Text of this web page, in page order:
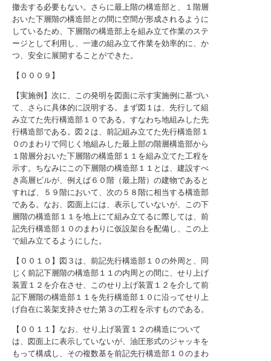
撤去する必要もない。さらに最上階の構造部と、１階層
おいた下層階の構造部との間に空間が形成されるように
しているため、下層階の構造部上を組み立て作業のステ
ージとして利用し、一連の組み立て作業を効率的に、か
つ、安全に展開することができた。
【０００９】
【実施例】次に、この発明を図面に示す実施例に基づい
て、さらに具体的に説明する。まず図１は、先行して組
み立てた先行構造部１０である。すなわち地組みした先
行構造部である。図２は、前記組み立てた先行構造部１
０のまわりで同じく地組みした最上部の階層構造部から
１階層分おいた下層階の構造部１１を組み立てた工程を
示す。ちなみにこの下層階の構造部１１とは、建設すべ
き高層ビルが、例えば６０階（最上階）の建物であると
すれば、５９階において、次の５８階に相当する構造部
である。なお、図面上には、表示していないが、この下
層階の構造部１１を地上にて組み立てるに際しては、前
記先行構造部１０のまわりに仮設架台を配備し、この上
で組み立てるようにした。
【００１０】図３は、前記先行構造部１０の外周と、同
じく前記下層階の構造部１１の内周との間に、せり上げ
装置１２を介在させ、このせり上げ装置１２を介して前
記下層階の構造部１１を先行構造部１０に沿ってせり上
げ自在に装架支持させた第３の工程を示すものである。
【００１１】なお、せり上げ装置１２の構造について
は、図面上に表示していないが、油圧形式のジャッキを
もって構成し、その複数基を前記先行構造部１０のまわ